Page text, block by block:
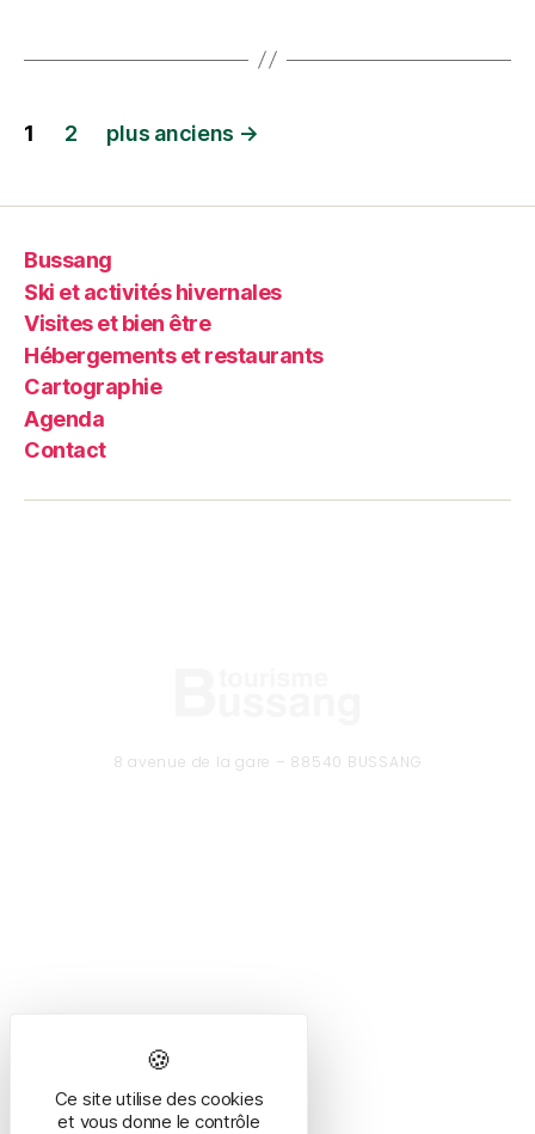
1 2 plus anciens →
Bussang
Ski et activités hivernales
Visites et bien être
Hébergements et restaurants
Cartographie
Agenda
Contact
8 avenue de la gare – 88540 BUSSANG
Ce site utilise des cookies
et vous donne le contrôle